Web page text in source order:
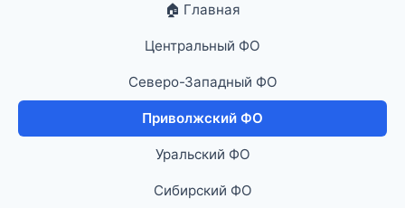
🏠 Главная
Центральный ФО
Северо-Западный ФО
Приволжский ФО
Уральский ФО
Сибирский ФО